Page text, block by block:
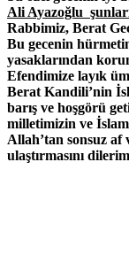
Ali Ayazoğlu
Rabbimiz, Berat
Bu gecenin
yasaklarından
Efendimize layık
Berat Kandili’nin
barış ve hoşgörü
milletimizin ve
Allah’tan sonsuz af
ulaştırmasını